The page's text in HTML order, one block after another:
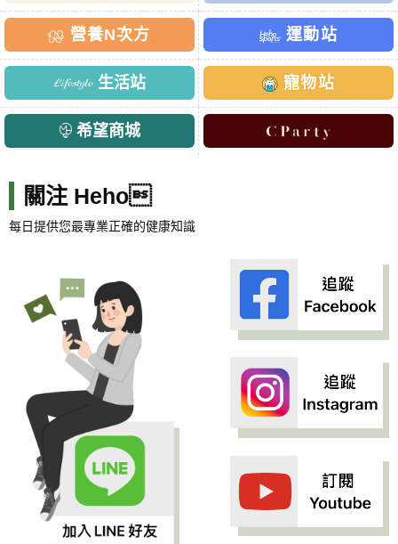
營養N次方 運動站
生活站 寵物站
希望商城
關注 Heho
每日提供您最專業正確的健康知識